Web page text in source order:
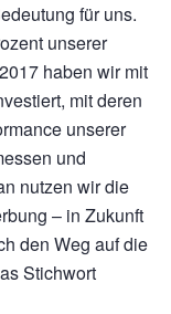
für uns.
unserer
haben wir mit
mit deren
unserer
und
nutzen wir die
– in Zukunft
den Weg auf die
Stichwort